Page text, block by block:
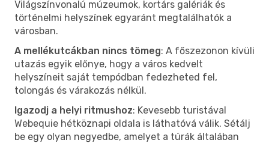
Világszínvonalú múzeumok, kortárs galériák és
történelmi helyszínek egyaránt megtalálhatók a
városban.
A mellékutcákban nincs tömeg: A főszezonon kívüli
utazás egyik előnye, hogy a város kedvelt
helyszíneit saját tempódban fedezheted fel,
tolongás és várakozás nélkül.
Igazodj a helyi ritmushoz: Kevesebb turistával
Webequie hétköznapi oldala is láthatóvá válik. Sétálj
be egy olyan negyedbe, amelyet a túrák általában